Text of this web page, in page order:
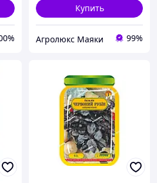
Купить
Агролюкс Маяки 99%